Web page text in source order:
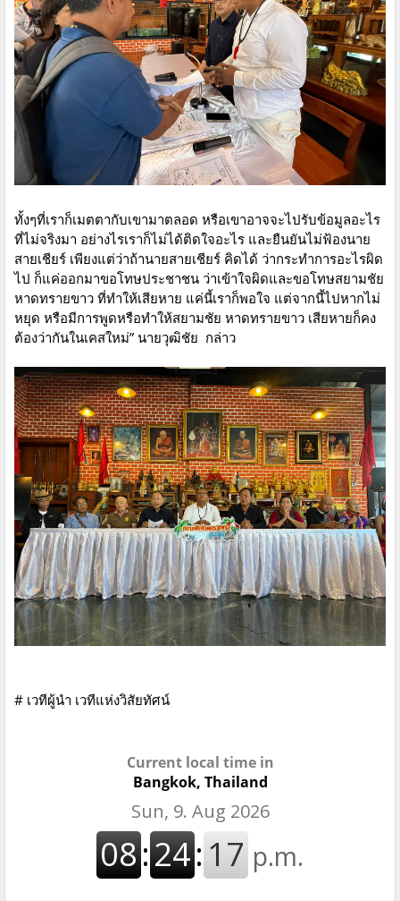
ทั้งๆที่เราก็เมตตากับเขามาตลอด หรือเขาอาจจะไปรับข้อมูลอะไร
ที่ไม่จริงมา อย่างไรเราก็ไม่ได้ติดใจอะไร และยืนยันไม่ฟ้องนาย
สายเชียร์ เพียงแต่ว่าถ้านายสายเชียร์ คิดได้ ว่ากระทำการอะไรผิด
ไป ก็แค่ออกมาขอโทษประชาชน ว่าเข้าใจผิดและขอโทษสยามชัย
หาดทรายขาว ที่ทำให้เสียหาย แค่นี้เราก็พอใจ แต่จากนี้ไปหากไม่
หยุด หรือมีการพูดหรือทำให้สยามชัย หาดทรายขาว เสียหายก็คง
ต้องว่ากันในเคสใหม่” นายวุฒิชัย กล่าว
# เวทีผู้นำ เวทีแห่งวิสัยทัศน์
Current local time in
Bangkok, Thailand